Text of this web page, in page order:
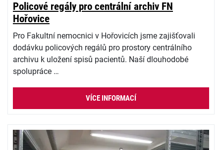
Policové regály pro centrální archiv FN
Hořovice
Pro Fakultní nemocnici v Hořovicích jsme zajišťovali
dodávku policových regálů pro prostory centrálního
archivu k uložení spisů pacientů. Naší dlouhodobé
spolupráce …
VÍCE INFORMACÍ